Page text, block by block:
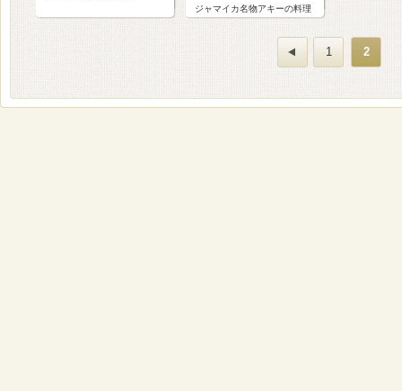
ジャマイカ名物アキーの料理
1 2